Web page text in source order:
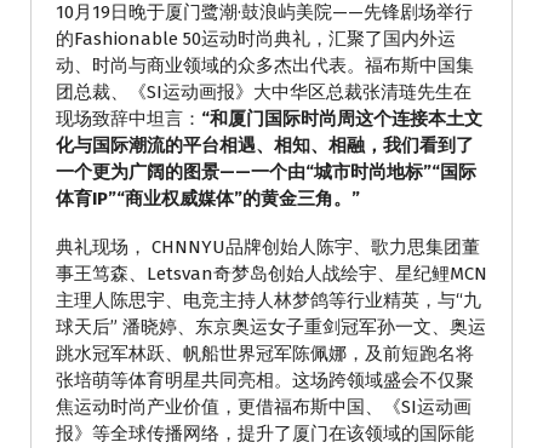
10月19日晚于厦门鹭潮·鼓浪屿美院——先锋剧场举行
的Fashionable 50运动时尚典礼，汇聚了国内外运
动、时尚与商业领域的众多杰出代表。福布斯中国集
团总裁、《SI运动画报》大中华区总裁张清琏先生在
现场致辞中坦言： “和厦门国际时尚周这个连接本土文
化与国际潮流的平台相遇、相知、相融，我们看到了
一个更为广阔的图景——一个由“城市时尚地标”“国际
体育IP”“商业权威媒体”的黄金三角。”
典礼现场， CHNNYU品牌创始人陈宇、歌力思集团董
事王笃森、Letsvan奇梦岛创始人战绘宇、星纪鲤MCN
主理人陈思宇、电竞主持人林梦鸽等行业精英，与“九
球天后” 潘晓婷、东京奥运女子重剑冠军孙一文、奥运
跳水冠军林跃、帆船世界冠军陈佩娜，及前短跑名将
张培萌等体育明星共同亮相。这场跨领域盛会不仅聚
焦运动时尚产业价值，更借福布斯中国、《SI运动画
报》等全球传播网络，提升了厦门在该领域的国际能